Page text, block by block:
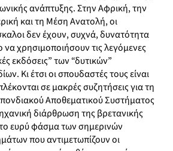
ανάπτυξης. Στην Αφρική, την
και τη Μέση Ανατολή, οι
δεν έχουν, συχνά, δυνατότητα
χρησιμοποιήσουν τις λεγόμενες
εκδόσεις” των “δυτικών”
Κι έτσι οι σπουδαστές τους είναι
σε μακρές συζητήσεις για τη
Αποθεματικού Συστήματος
διάρθρωση της βρετανικής
το ευρύ φάσμα των σημερινών
που αντιμετωπίζουν οι